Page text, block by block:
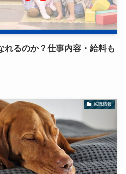
れるのか？仕事内容・給料も
転職情報